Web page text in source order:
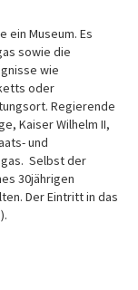
ein Museum. Es
sowie die
wie
oder
Regierende
Kaiser Wilhelm II,
und
Selbst der
30jährigen
Der Eintritt in das